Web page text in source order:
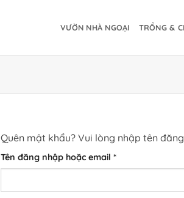
VƯỜN NHÀ NGOẠI TRỒNG &
Quên mật khẩu? Vui lòng nhập tên
Tên đăng nhập hoặc email *Bắt
buộc